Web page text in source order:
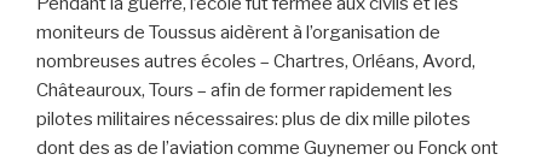
moniteurs de Toussus aidèrent à l’organisation de
nombreuses autres écoles – Chartres, Orléans, Avord,
Châteauroux, Tours – afin de former rapidement les
pilotes militaires nécessaires: plus de dix mille pilotes
dont des as de l’aviation comme Guynemer ou Fonck ont